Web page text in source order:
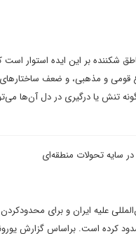
شکننده بر این ایده استوار است
قومی و مذهبی، و ضعف
تنش یا درگیری در دل آن‌ها
سایه تحولات منطقه‌ای
علیه ایران و برای
کرده است. بر‌اساس گزارش